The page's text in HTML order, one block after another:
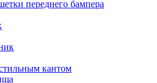
переднего бампера
кантом